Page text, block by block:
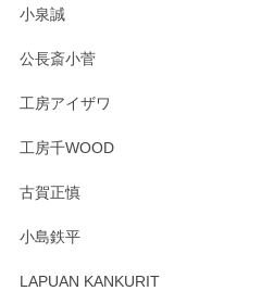
す。 素敵な湯呑みでとても気に入
小泉誠
公長斎小菅
工房アイザワ
工房千WOOD
古賀正慎
小島鉄平
LAPUAN KANKURIT